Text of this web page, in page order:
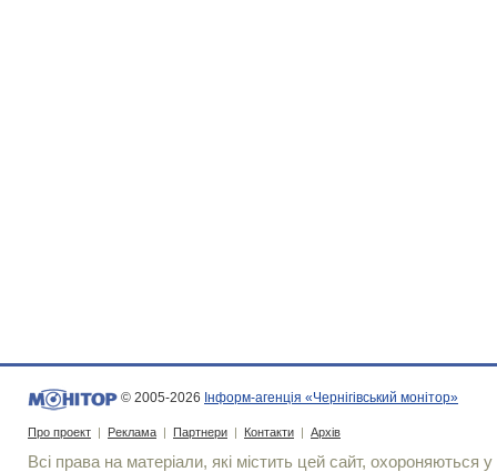
© 2005-2026 Інформ-агенція «Чернігівський монітор»
Про проект | Реклама | Партнери | Контакти | Архів
Всі права на матеріали, які містить цей сайт, охороняються у